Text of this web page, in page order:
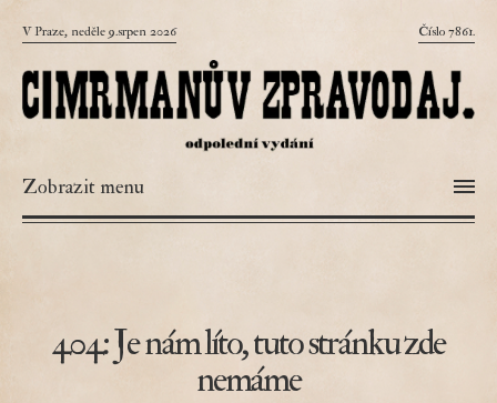
V Praze, neděle 9.srpen 2026 Číslo 7861.
Zobrazit menu
404: Je nám líto, tuto stránku zde
nemáme